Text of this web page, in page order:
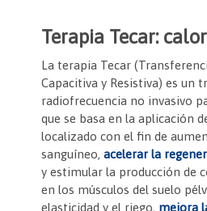
Terapia Tecar:
La terapia Tecar
Capacitiva y Resistiva) es un
radiofrecuencia no invasivo
que se basa en la aplicación
localizado con el fin de
sanguíneo,acelerar la
y estimular la producción de
en los músculos del suelo
elasticidad y el riego, mejora